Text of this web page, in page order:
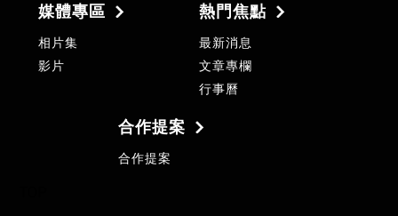
媒體專區
相片集
影片
熱門焦點
最新消息
文章專欄
行事曆
合作提案
合作提案